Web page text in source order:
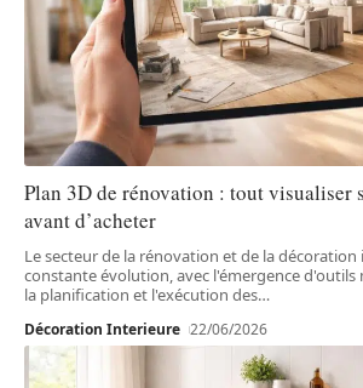
Plan 3D de rénovation : tout visualiser
avant d’acheter
Le secteur de la rénovation et de la décoration
constante évolution, avec l'émergence
la planification et l'exécution des…
Décoration Interieure 22/06/2026